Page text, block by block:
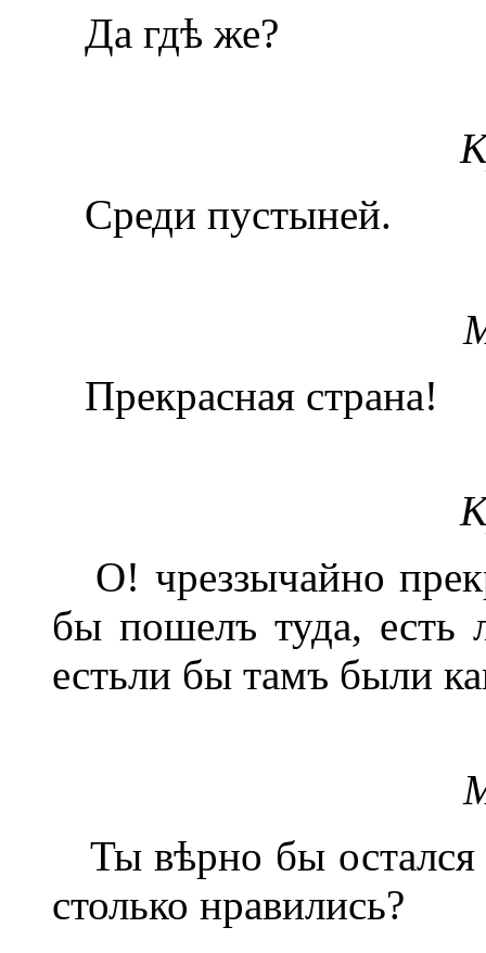
Да гдѣ же?
Среди пустыней.
Прекрасная страна!
О! чреззычайно
бы пошелъ туда, есть
естьли бы тамъ были
Ты вѣрно бы остался
столько нравились?